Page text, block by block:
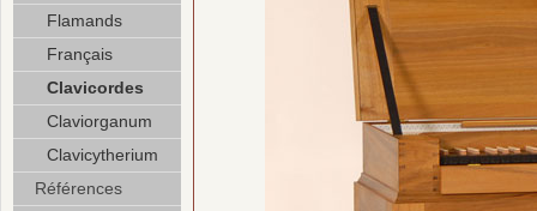
Flamands
Français
Clavicordes
Claviorganum
Clavicytherium
Références